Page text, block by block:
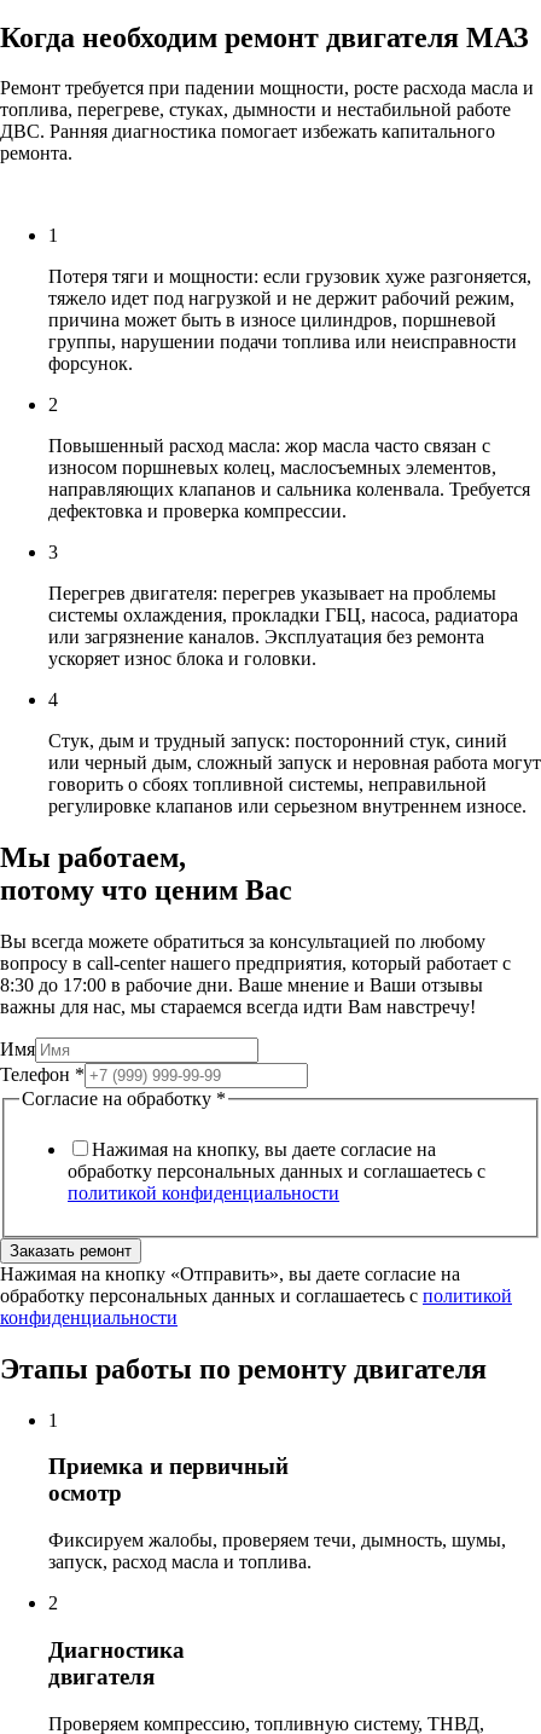
Когда необходим ремонт двигателя МАЗ
Ремонт требуется при падении мощности, росте расхода масла и
топлива, перегреве, стуках, дымности и нестабильной работе
ДВС. Ранняя диагностика помогает избежать капитального
ремонта.
1
Потеря тяги и мощности: если грузовик хуже разгоняется,
тяжело идет под нагрузкой и не держит рабочий режим,
причина может быть в износе цилиндров, поршневой
группы, нарушении подачи топлива или неисправности
форсунок.
2
Повышенный расход масла: жор масла часто связан с
износом поршневых колец, маслосъемных элементов,
направляющих клапанов и сальника коленвала. Требуется
дефектовка и проверка компрессии.
3
Перегрев двигателя: перегрев указывает на проблемы
системы охлаждения, прокладки ГБЦ, насоса, радиатора
или загрязнение каналов. Эксплуатация без ремонта
ускоряет износ блока и головки.
4
Стук, дым и трудный запуск: посторонний стук, синий
или черный дым, сложный запуск и неровная работа могут
говорить о сбоях топливной системы, неправильной
регулировке клапанов или серьезном внутреннем износе.
Мы работаем,
потому что ценим Вас
Вы всегда можете обратиться за консультацией по любому
вопросу в call-center нашего предприятия, который работает c
8:30 до 17:00 в рабочие дни. Ваше мнение и Ваши отзывы
важны для нас, мы стараемся всегда идти Вам навстречу!
Имя
Телефон *
Согласие на обработку *
Нажимая на кнопку, вы даете согласие на
обработку персональных данных и соглашаетесь c
политикой конфиденциальности
Заказать ремонт
Нажимая на кнопку «Отправить», вы даете согласие на
обработку персональных данных и соглашаетесь c политикой
конфиденциальности
Этапы работы по ремонту двигателя
1
Приемка и первичный
осмотр
Фиксируем жалобы, проверяем течи, дымность, шумы,
запуск, расход масла и топлива.
2
Диагностика
двигателя
Проверяем компрессию, топливную систему, ТНВД,